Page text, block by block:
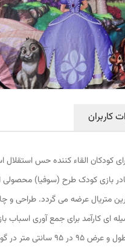
کاربران
کودکان القاء کننده حس
بازی کودک طرح (سوفیا)
متریال عرضه می گردد. طراحی
ارتفاع 110 سانتی